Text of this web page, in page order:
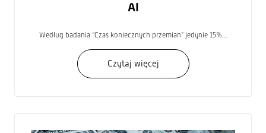
AI
Według badania “Czas koniecznych przemian” jedynie 15%...
Czytaj więcej